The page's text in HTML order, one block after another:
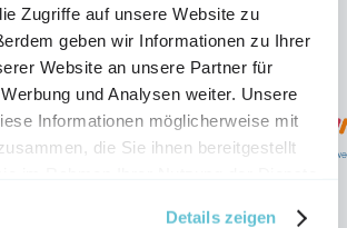
Zugriffe auf unsere Website zu
geben wir Informationen zu Ihrer
Website an unsere Partner für
und Analysen weiter. Unsere
Informationen möglicherweise mit
die Sie ihnen bereitgestellt
Details zeigen
are already using
Storybox